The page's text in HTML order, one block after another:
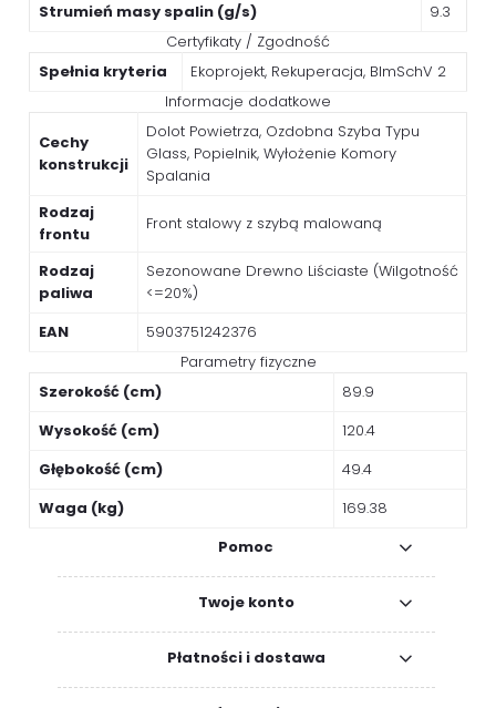
Strumień masy spalin (g/s)
9.3
Certyfikaty / Zgodność
Spełnia kryteria
Ekoprojekt, Rekuperacja, BImSchV 2
Informacje dodatkowe
Cechy
konstrukcji
Dolot Powietrza, Ozdobna Szyba Typu
Glass, Popielnik, Wyłożenie Komory
Spalania
Rodzaj
frontu
Front stalowy z szybą malowaną
Rodzaj
paliwa
Sezonowane Drewno Liściaste (Wilgotność
<=20%)
EAN
5903751242376
Parametry fizyczne
Szerokość (cm)
89.9
Wysokość (cm)
120.4
Głębokość (cm)
49.4
Waga (kg)
169.38
Pomoc
Twoje konto
Płatności i dostawa